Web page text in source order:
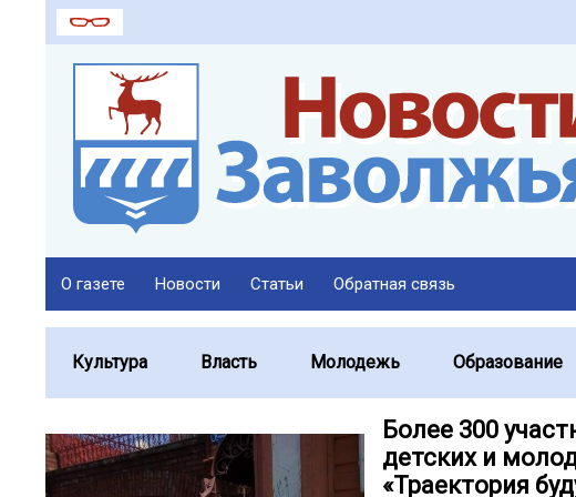
О газете Новости Статьи Обратная связь
Культура Власть Молодежь Образование
Более 300
детских и
«Траектория